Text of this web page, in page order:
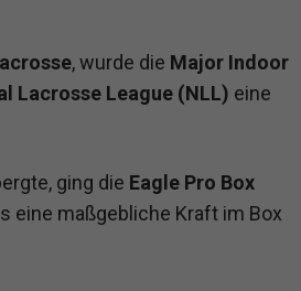
, wurde die Major Indoor
Lacrosse League (NLL) eine
ging die Eagle Pro Box
eine maßgebliche Kraft im Box